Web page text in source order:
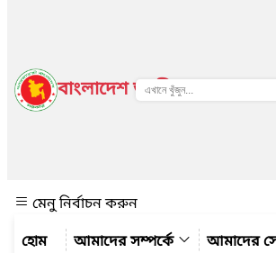
বাংলাদেশ জাতীয় তথ্য বাতায়ন
মেনু নির্বাচন করুন
আমাদের সম্পর্কে
আমাদের